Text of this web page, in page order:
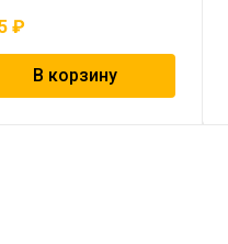
₽
В корзину